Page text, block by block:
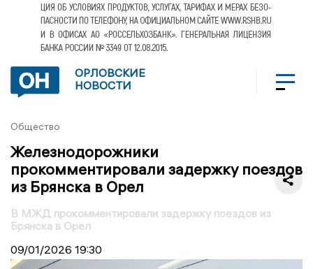
ОРЛОВСКИЕ
НОВОСТИ
Общество
Железнодорожники
прокомментировали задержку поездов
из Брянска в Орел
В МЖД прокомментировали задержку поездов из
Брянска в Орел
09/01/2026 19:30